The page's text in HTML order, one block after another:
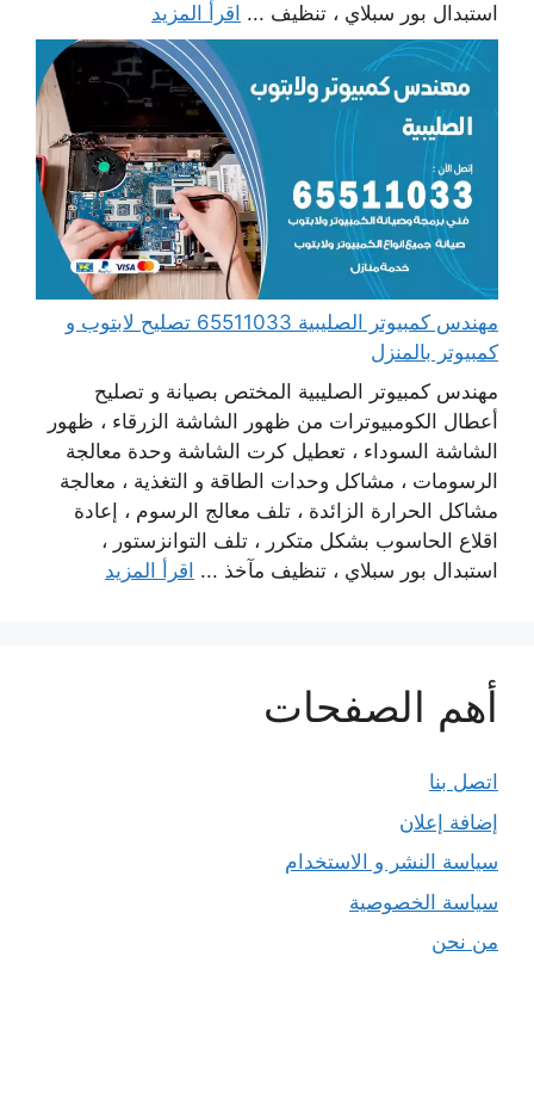
استبدال بور سبلاي ، تنظيف ... اقرأ المزيد
مهندس كمبيوتر الصليبية 65511033 تصليح لابتوب و
كمبيوتر بالمنزل
مهندس كمبيوتر الصليبية المختص بصيانة و تصليح
أعطال الكومبيوترات من ظهور الشاشة الزرقاء ، ظهور
الشاشة السوداء ، تعطيل كرت الشاشة وحدة معالجة
الرسومات ، مشاكل وحدات الطاقة و التغذية ، معالجة
مشاكل الحرارة الزائدة ، تلف معالج الرسوم ، إعادة
اقلاع الحاسوب بشكل متكرر ، تلف التوانزستور ،
استبدال بور سبلاي ، تنظيف مآخذ ... اقرأ المزيد
أهم الصفحات
اتصل بنا
إضافة إعلان
سياسة النشر و الاستخدام
سياسة الخصوصية
من نحن